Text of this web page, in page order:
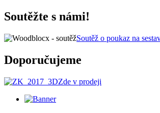
Soutěžte s námi!
Soutěž o poukaz na
Doporučujeme
Zde v prodeji